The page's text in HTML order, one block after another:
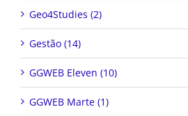
Geo4Studies (2)
Gestão (14)
GGWEB Eleven (10)
GGWEB Marte (1)